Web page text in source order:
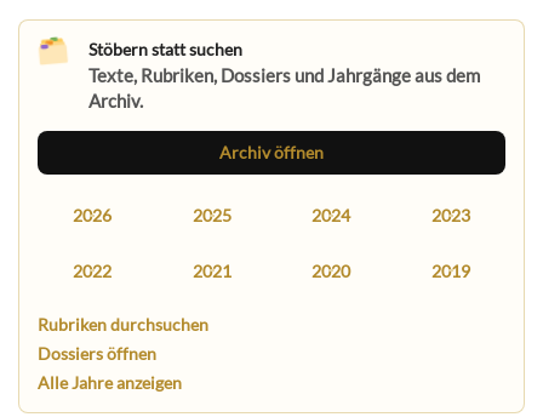
Stöbern statt suchen
Texte, Rubriken, Dossiers und Jahrgänge aus dem
Archiv.
Archiv öffnen
2026 2025 2024 2023
2022 2021 2020 2019
Rubriken durchsuchen
Dossiers öffnen
Alle Jahre anzeigen